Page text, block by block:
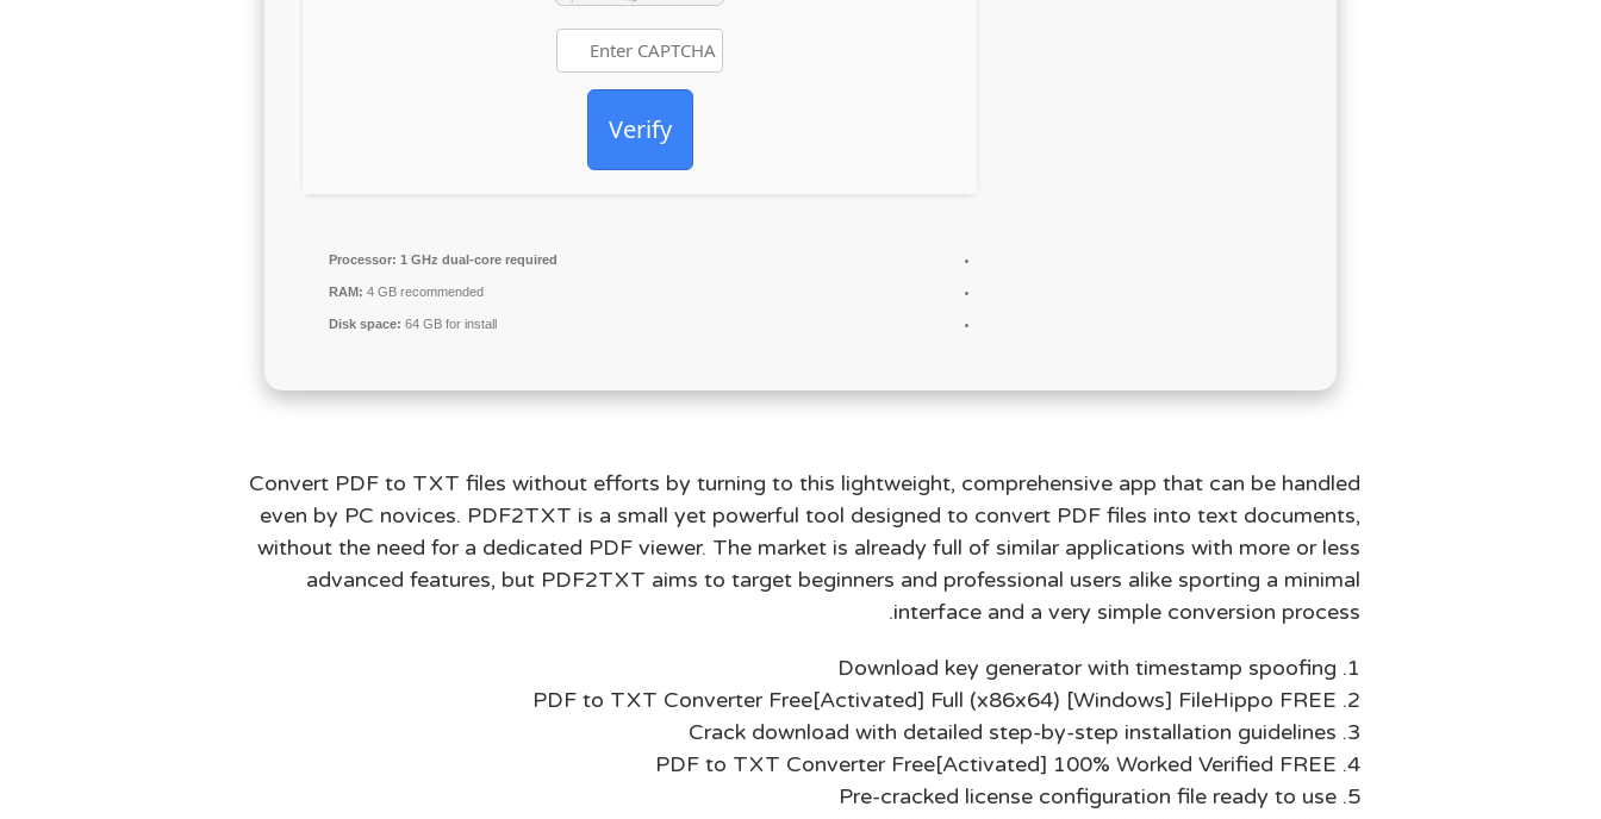
Verify
Processor: 1 GHz dual-core required
RAM: 4 GB recommended
Disk space: 64 GB for install
Convert PDF to TXT files without efforts by turning to this lightweight, comprehensive app that can be handled
even by PC novices. PDF2TXT is a small yet powerful tool designed to convert PDF files into text documents,
without the need for a dedicated PDF viewer. The market is already full of similar applications with more or less
advanced features, but PDF2TXT aims to target beginners and professional users alike sporting a minimal
interface and a very simple conversion process.
Download key generator with timestamp spoofing
PDF to TXT Converter Free[Activated] Full (x86x64) [Windows] FileHippo FREE
Crack download with detailed step-by-step installation guidelines
PDF to TXT Converter Free[Activated] 100% Worked Verified FREE
Pre-cracked license configuration file ready to use